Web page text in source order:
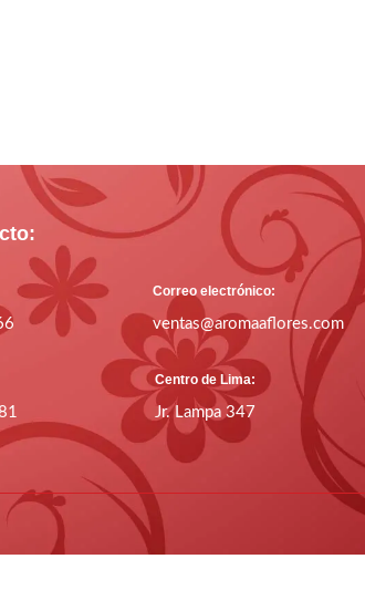
Correo electrónico:
ventas@aromaaflores.com
Centro de Lima:
Jr. Lampa 347